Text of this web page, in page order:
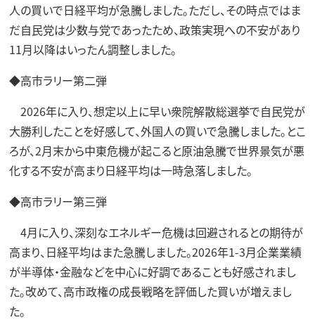
人の買いで日経平均が急騰しました。ただし、その時点ではま
だ自民党は少数与党であったため、政策実現への不安があり
11月以降はいったん調整しました。
◆高市ラリー第二弾
2026年に入り、想定以上に早い衆院解散総選挙で自民党が
大勝利したことを好感して、外国人の買いで急騰しました。とこ
ろが、2月末から中東危機が起こると原油急騰で世界景気が悪
化する不安が高まり日経平均は一時急落しました。
◆高市ラリー第三弾
4月に入り、深刻なエネルギー危機は回避されるとの期待が
高まり、日経平均はまた急騰しました。2026年1-3月企業業績
が半導体・金融などを中心に好調であることも好感されまし
た。改めて、高市政権の成長戦略を評価した買いが増えまし
た。